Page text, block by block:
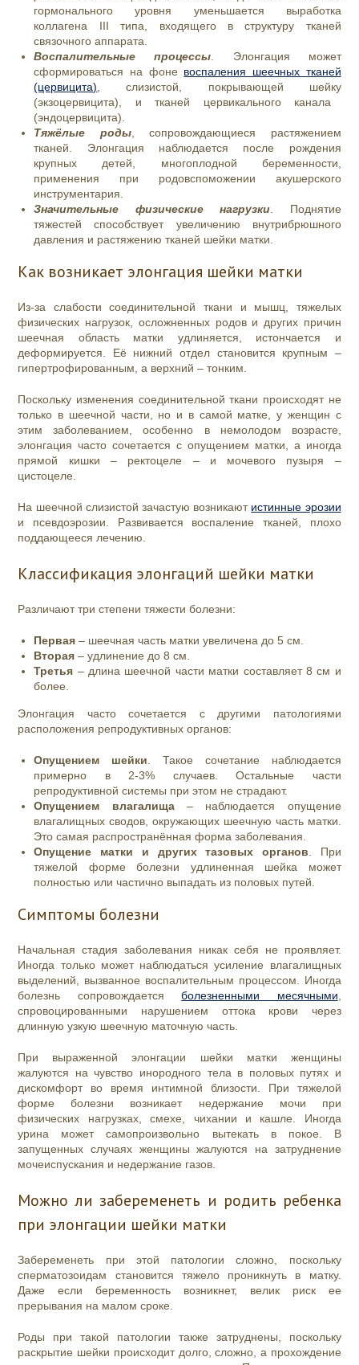
гормонального уровня уменьшается выработка
коллагена III типа, входящего в структуру тканей
связочного аппарата.
Воспалительные процессы
Элонгация может
сформироваться на фоне воспаления шеечных тканей
(цервицита) , слизистой, покрывающей шейку
(экзоцервицита), и тканей цервикального канала
(эндоцервицита).
Тяжёлые роды, сопровождающиеся растяжением
тканей. Элонгация наблюдается после рождения
крупных детей, многоплодной беременности,
применения при родовспоможении акушерского
инструментария.
Значительные физические нагрузки . Поднятие
тяжестей способствует увеличению внутрибрюшного
давления и растяжению тканей шейки матки.
Как возникает элонгация шейки матки
Из-за слабости соединительной ткани и мышц, тяжелых
физических нагрузок, осложненных родов и других причин
шеечная область матки удлиняется, истончается и
деформируется. Её нижний отдел становится крупным –
гипертрофированным, а верхний – тонким.
Поскольку изменения соединительной ткани происходят не
только в шеечной части, но и в самой матке, у женщин с
этим заболеванием, особенно в немолодом возрасте,
элонгация часто сочетается с опущением матки , а иногда
прямой кишки – ректоцеле – и мочевого пузыря –
цистоцеле.
На шеечной слизистой зачастую возникают истинные эрозии
и псевдоэрозии. Развивается воспаление тканей, плохо
поддающееся лечению.
Классификация элонгаций шейки матки
Различают три степени тяжести болезни:
Первая – шеечная часть матки увеличена до 5 см.
Вторая – удлинение до 8 см.
Третья – длина шеечной части матки составляет 8 см и
более.
Элонгация часто сочетается с другими патологиями
расположения репродуктивных органов:
Опущением шейки . Такое сочетание наблюдается
примерно в 2-3% случаев. Остальные части
репродуктивной системы при этом не страдают.
Опущением влагалища– наблюдается опущение
влагалищных сводов, окружающих шеечную часть матки.
Это самая распространённая форма заболевания.
Опущение матки и других тазовых органов . При
тяжелой форме болезни удлиненная шейка может
полностью или частично выпадать из половых путей.
Симптомы болезни
Начальная стадия заболевания никак себя не проявляет.
Иногда только может наблюдаться усиление влагалищных
выделений, вызванное воспалительным процессом. Иногда
болезнь сопровождаетсяболезненными месячными
спровоцированными нарушением оттока крови через
длинную узкую шеечную маточную часть.
При выраженнойэлонгации шейки матки женщины
жалуются на чувство инородного тела в половых путях и
дискомфорт во время интимной близости. При тяжелой
форме болезни возникает недержание мочи при
физических нагрузках, смехе, чихании и кашле. Иногда
урина может самопроизвольно вытекать в покое. В
запущенных случаях женщины жалуются на затруднение
мочеиспускания и недержание газов.
Можно ли забеременеть и родить ребенка
при элонгации шейки матки
Забеременеть при этой патологии сложно, поскольку
сперматозоидам становится тяжело проникнуть в матку.
Даже если беременность возникнет, велик риск ее
прерывания на малом сроке.
Роды при такой патологии также затруднены, поскольку
раскрытие шейки происходит долго, сложно, а прохождение